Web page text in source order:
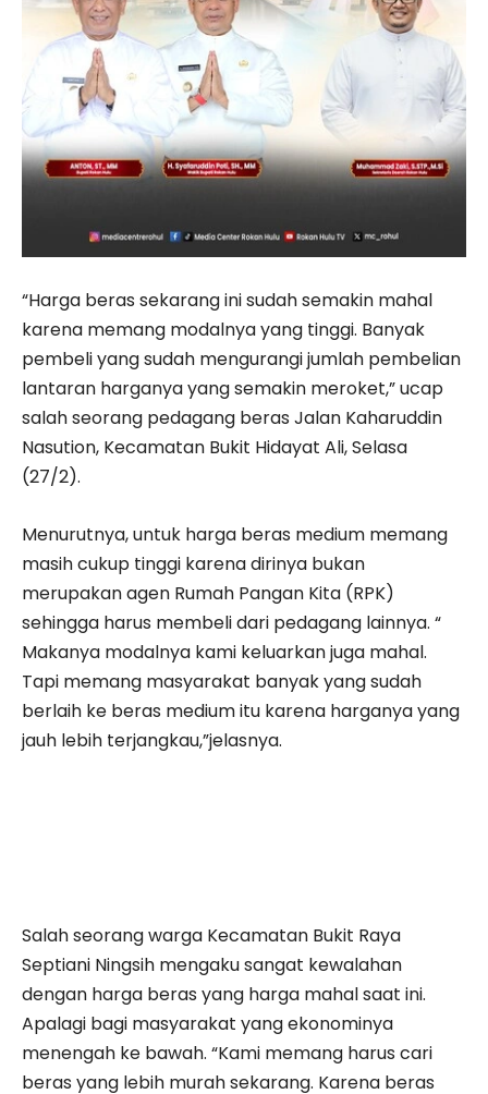
“Harga beras sekarang ini sudah semakin mahal
karena memang modalnya yang tinggi. Banyak
pembeli yang sudah mengurangi jumlah pembelian
lantaran harganya yang semakin meroket,” ucap
salah seorang pedagang beras Jalan Kaharuddin
Nasution, Kecamatan Bukit Hidayat Ali, Selasa
(27/2).
Menurutnya, untuk harga beras medium memang
masih cukup tinggi karena dirinya bukan
merupakan agen Rumah Pangan Kita (RPK)
sehingga harus membeli dari pedagang lainnya. “
Makanya modalnya kami keluarkan juga mahal.
Tapi memang masyarakat banyak yang sudah
berlaih ke beras medium itu karena harganya yang
jauh lebih terjangkau,”jelasnya.
Salah seorang warga Kecamatan Bukit Raya
Septiani Ningsih mengaku sangat kewalahan
dengan harga beras yang harga mahal saat ini.
Apalagi bagi masyarakat yang ekonominya
menengah ke bawah. “Kami memang harus cari
beras yang lebih murah sekarang. Karena beras